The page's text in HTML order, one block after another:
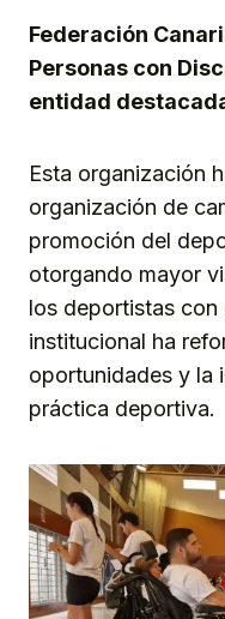
Federación
Personas con
entidad
Esta organización
organización de
promoción del
otorgando mayor
los deportistas
institucional ha
oportunidades y la
práctica deportiva.